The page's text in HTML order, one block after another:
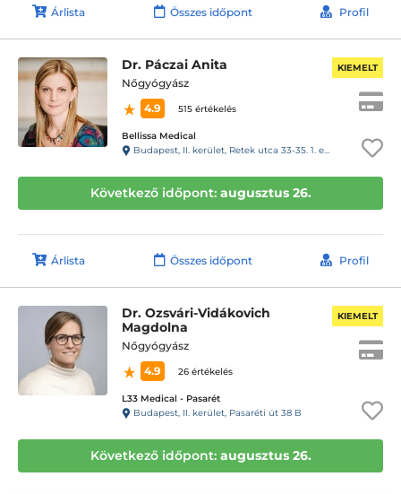
Árlista Összes időpont Profil
Dr. Páczai Anita
Nőgyógyász
4.9
515 értékelés
Bellissa Medical
Budapest, II. kerület, Retek utca 33-35. 1. em. 4. (kapucsengő: 17)
KIEMELT
Következő időpont: augusztus 26.
Árlista Összes időpont Profil
Dr. Ozsvári-Vidákovich
Magdolna
Nőgyógyász
4.9
26 értékelés
L33 Medical - Pasarét
Budapest, II. kerület, Pasaréti út 38 B
KIEMELT
Következő időpont: augusztus 26.